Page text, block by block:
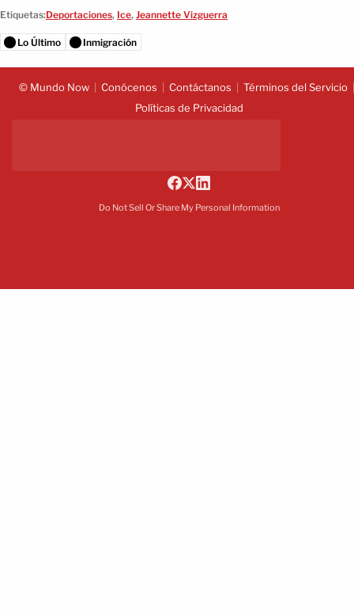
Etiquetas:Deportaciones, Ice, Jeannette Vizguerra
Lo Último Inmigración
© Mundo Now Conócenos Contáctanos
Términos del Servicio
Políticas de Privacidad
Do Not Sell Or Share My Personal Information